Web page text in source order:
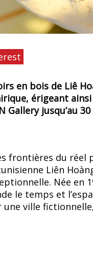
en bois de Liê
érigeant
Gallery jusqu’au
frontières du réel
Liên
Née en
le temps et
ville